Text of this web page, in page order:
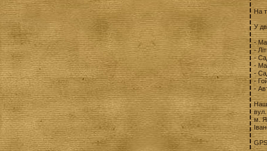
На
У
-
-
-
-
-
-
-
вул.
м.